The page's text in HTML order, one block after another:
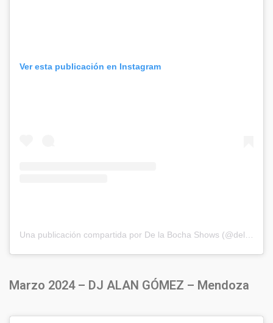
Ver esta publicación en Instagram
Marzo 2024 – DJ ALAN GÓMEZ – Mendoza